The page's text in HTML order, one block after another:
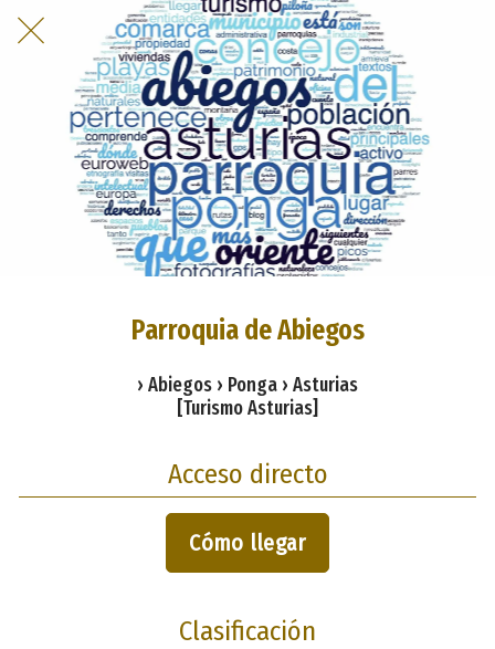
Parroquia de Abiegos
› Abiegos › Ponga › Asturias
[Turismo Asturias]
Acceso directo
Cómo llegar
Clasificación